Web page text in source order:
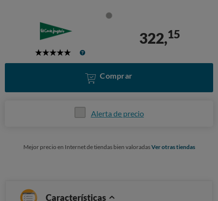
5
322,15
Comprar
Alerta de precio
Mejor precio en Internet de tiendas bien valoradasVer otras tiendas
Características